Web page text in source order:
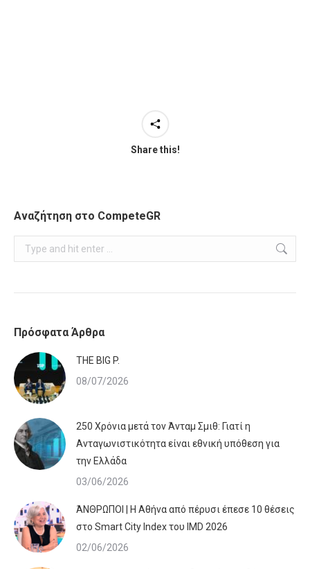
Share this!
Αναζήτηση στο CompeteGR
Search:
Πρόσφατα Άρθρα
ΤHE BIG P.
08/07/2026
250 Χρόνια μετά τον Άνταμ Σμιθ: Γιατί η
Ανταγωνιστικότητα είναι εθνική υπόθεση για
την Ελλάδα
03/06/2026
ΆΝΘΡΩΠΟΙ | Η Αθήνα από πέρυσι έπεσε 10 θέσεις
στο Smart City Index του IMD 2026
02/06/2026